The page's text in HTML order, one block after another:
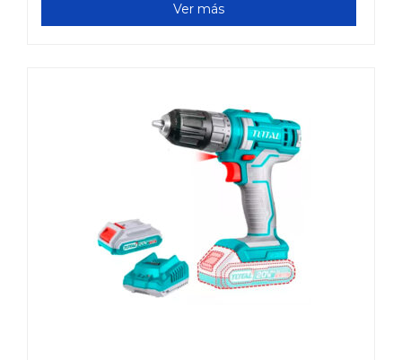
Ver más